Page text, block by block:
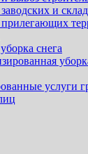
и
снега
услуги